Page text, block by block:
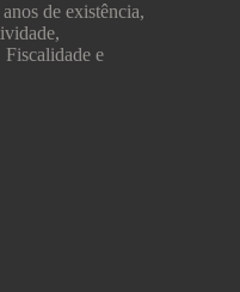
de existência,
Fiscalidade e